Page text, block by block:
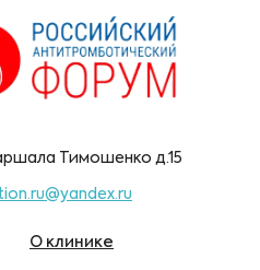
Тимошенко д.15
О клинике